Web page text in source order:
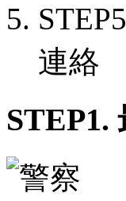
連絡
STEP1.